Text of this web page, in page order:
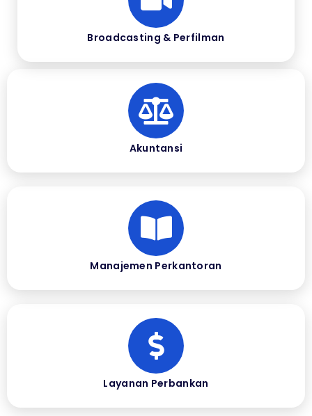
Broadcasting & Perfilman
Akuntansi
Manajemen Perkantoran
Layanan Perbankan